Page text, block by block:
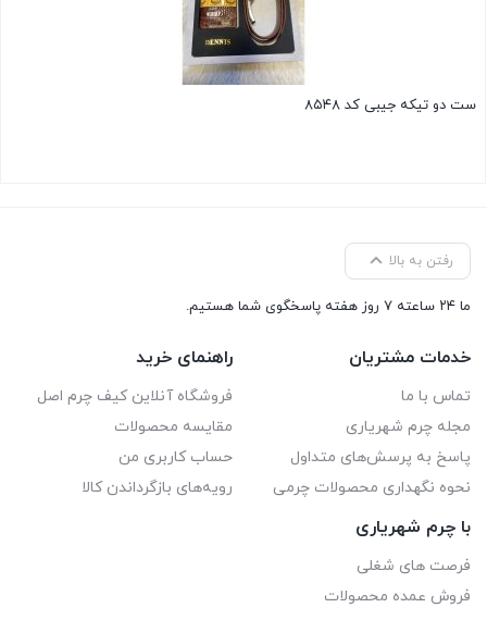
ست دو تیکه جیبی کد ۸۵۴۸
رفتن به بالا
ما ۲۴ ساعته ۷ روز هفته پاسخگوی شما هستیم.
خدمات مشتریان
تماس با ما
مجله چرم شهریاری
پاسخ به پرسش‌های متداول
نحوه نگهداری محصولات چرمی
راهنمای خرید
فروشگاه آنلاین کیف چرم اصل
مقایسه محصولات
حساب کاربری من
رویه‌های بازگرداندن کالا
با چرم شهریاری
فرصت های شغلی
فروش عمده محصولات